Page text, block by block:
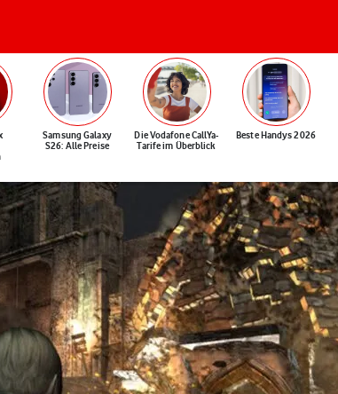
Samsung Galaxy
S26: Alle Preise
Die Vodafone CallYa-
Tarife im Überblick
Beste Handys 2026